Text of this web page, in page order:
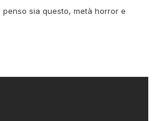
sia questo, metà horror e